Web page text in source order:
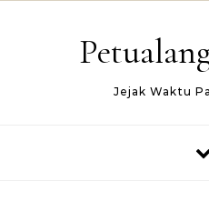
Jejak Waktu